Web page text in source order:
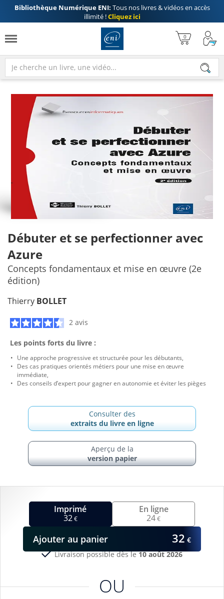
Bibliothèque Numérique ENI: Tous nos livres & vidéos en accès
illimité !Cliquez ici
Débuter et se perfectionner avec
Azure
Concepts fondamentaux et mise en œuvre (2e
édition)
Thierry BOLLET
2 avis
Imprimé
32€
OU
Livraison possible dès le10 août 2026
En ligne
24€
Ajouter au panier 32 €
Les points forts du livre :
Une approche progressive et structurée pour les débutants,
Des cas pratiques orientés métiers pour une mise en œuvre
immédiate,
Des conseils d’expert pour gagner en autonomie et éviter les pièges
Consulter des
extraits du livre en ligne
Aperçu de la
version papier